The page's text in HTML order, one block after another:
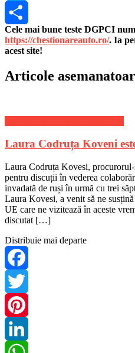
Skype
Share
Cele mai bune teste DGPCI
https://chestionareauto.ro/. Ia
acest site!
Articole
Laura Codruța Koveni
Laura Codruța Kovesi,
pentru discuții în vederea
invadată de ruși în urmă cu trei
Laura Kovesi, a venit să ne
UE care ne vizitează în aceste
discutat […]
Distribuie mai departe
Facebook
Twitter
Pinterest